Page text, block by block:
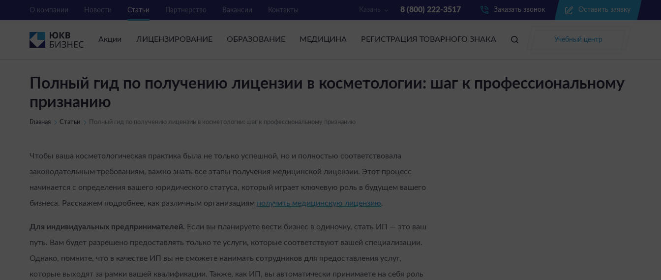
О компании Новости Статьи Партнерство Вакансии Контакты Казань 8 (800) 222-3517 Заказать звонок Оставить заявку
Акции ЛИЦЕНЗИРОВАНИЕ ОБРАЗОВАНИЕ МЕДИЦИНА РЕГИСТРАЦИЯ ТОВАРНОГО ЗНАКА Учебный центр
Полный гид по получению лицензии в косметологии: шаг к профессиональному
признанию
Главная Статьи Полный гид по получению лицензии в косметологии: шаг к профессиональному признанию
Чтобы ваша косметологическая практика была не только успешной, но и полностью соответствовала
законодательным требованиям, важно знать все этапы получения медицинской лицензии. Этот процесс
начинается с определения вашего юридического статуса, который играет ключевую роль в будущем вашего
бизнеса. Расскажем подробнее, как различным организациям получить медицинскую лицензию.
Для индивидуальных предпринимателей. Если вы планируете вести бизнес в одиночку, стать ИП — это ваш
путь. Вам будет разрешено предоставлять только те услуги, которые соответствуют вашей специализации.
Однако, помните, что в качестве ИП вы не сможете нанимать сотрудников для предоставления услуг,
которые выходят за рамки вашей квалификации. Также, как ИП, вы автоматически принимаете на себя роль